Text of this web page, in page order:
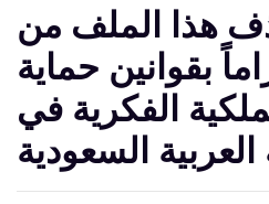
هذا الملف من
بقوانين حماية
الفكرية في